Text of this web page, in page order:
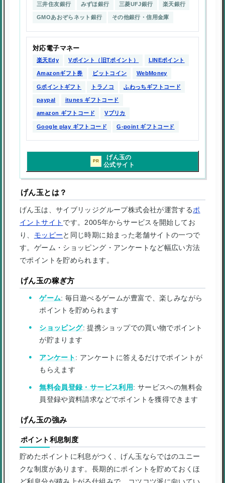
三井住友銀行 みずほ銀行 三菱UFJ銀行 楽天銀行
GMOあおぞらネット銀行 その他銀行・信用金庫
対応電子マネー
楽天Edy Vポイント（旧Tポイント） LINEポイント
Amazonギフト券 ビットコイン WebMoney
Gポイントギフト トラノコ ふわっちギフトコード
paypal itunes ギフトコード
amazon ギフトコード Vプリカ
Google play ギフトコード G-point ギフトコード
PR
げん玉の
公式サイト
げん玉とは？
げん玉は、サイブリッジグループ株式会社が運営するポ
イントサイト です。2005年からサービスを開始してお
り、 モッピーと同じ時期に始まった老舗サイトの一つで
す。ゲーム・ショッピング・アンケートなど幅広い方法
でポイントを貯められます。
げん玉の稼ぎ方
ゲーム: 毎日遊べるゲームが豊富で、楽しみながら
ポイントを貯められます
ショッピング: 提携ショップでの買い物でポイント
が貯まります
アンケート: アンケートに答えるだけでポイントが
もらえます
無料会員登録・サービス利用: サービスへの無料会
員登録や資料請求などでポイントを獲得できます
げん玉の強み
ポイント利息制度
貯めたポイントに利息がつく、げん玉ならではのユニー
クな制度があります。長期的にポイントを貯めておくほ